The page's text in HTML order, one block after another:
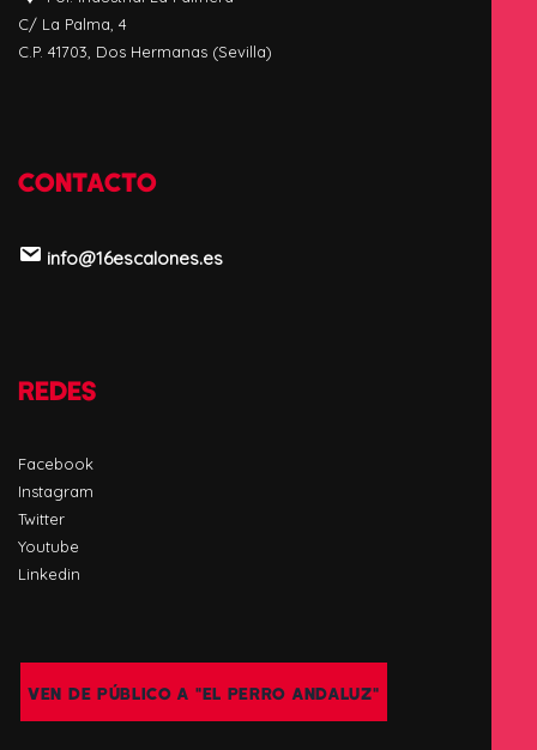
C/ La Palma, 4
C.P. 41703, Dos Hermanas (Sevilla)
CONTACTO
info@16escalones.es
REDES
Facebook
Instagram
Twitter
Youtube
Linkedin
VEN DE PÚBLICO A "EL PERRO ANDALUZ"